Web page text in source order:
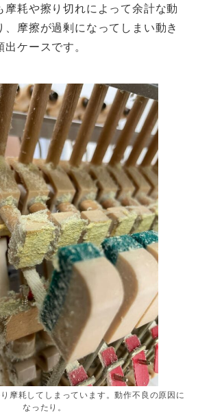
摩耗や擦り切れによって余計な動
摩擦が過剰になってしまい動き
ケースです。
摩耗してしまっています。動作不良の原因に
なったり。